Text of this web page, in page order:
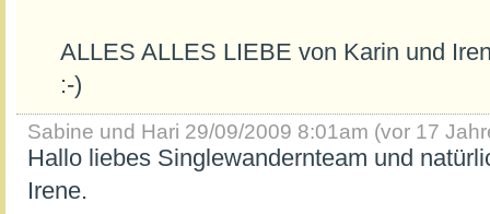
ALLES ALLES LIEBE von Karin und
:-)
Sabine und Hari 29/09/2009 8:01am (vor 17
Hallo liebes Singlewandernteam und
Irene.